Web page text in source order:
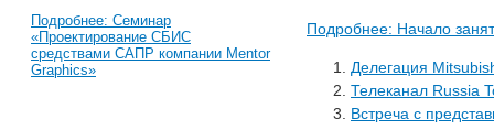
Подробнее: Cеминар
«Проектирование СБИС
средствами САПР компании Mentor
Graphics»
Подробнее: Начало
Делегация
Телеканал Russia
Встреча с